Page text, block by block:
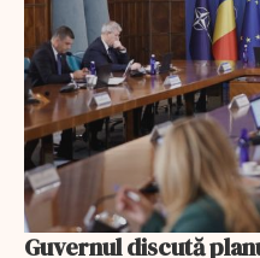
Guvernul discută